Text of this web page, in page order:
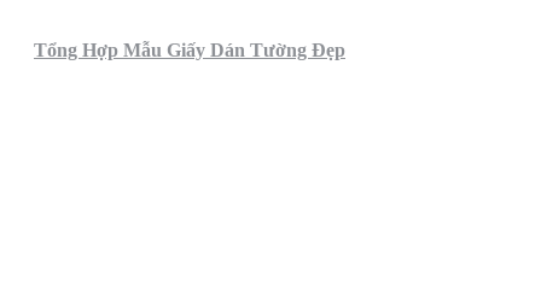
Tổng Hợp Mẫu Giấy Dán Tường Đẹp